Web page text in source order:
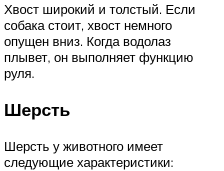
Хвост широкий и толстый. Если
собака стоит, хвост немного
опущен вниз. Когда водолаз
плывет, он выполняет функцию
руля.
Шерсть
Шерсть у животного имеет
следующие характеристики: